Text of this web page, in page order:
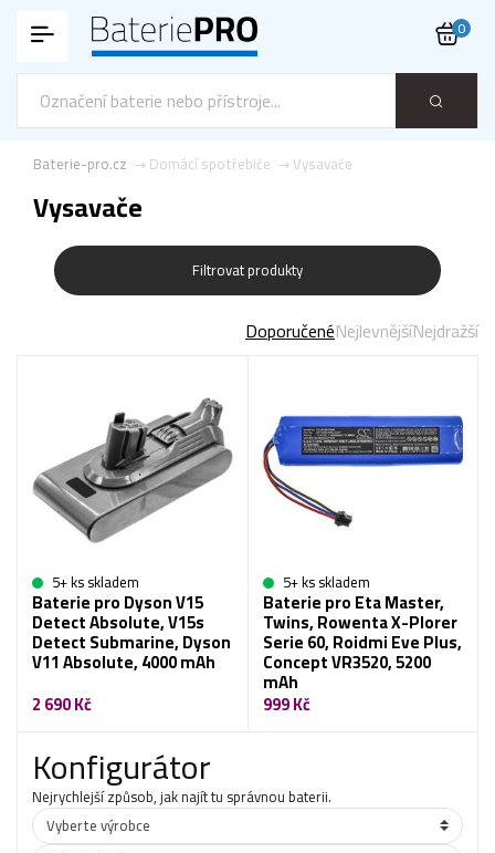
0
Vysavače
Domácí spotřebiče
Baterie-pro.cz
Vysavače
Filtrovat produkty
DoporučenéNejlevnějšíNejdražší
Konfigurátor
Nejrychlejší způsob, jak najít tu správnou baterii.
5+ ks skladem
Baterie pro Dyson V15
Detect Absolute, V15s
Detect Submarine, Dyson
V11 Absolute, 4000 mAh
2 690 Kč
5+ ks skladem
Baterie pro Eta Master,
Twins, Rowenta X-Plorer
Serie 60, Roidmi Eve Plus,
Concept VR3520, 5200
mAh
999 Kč